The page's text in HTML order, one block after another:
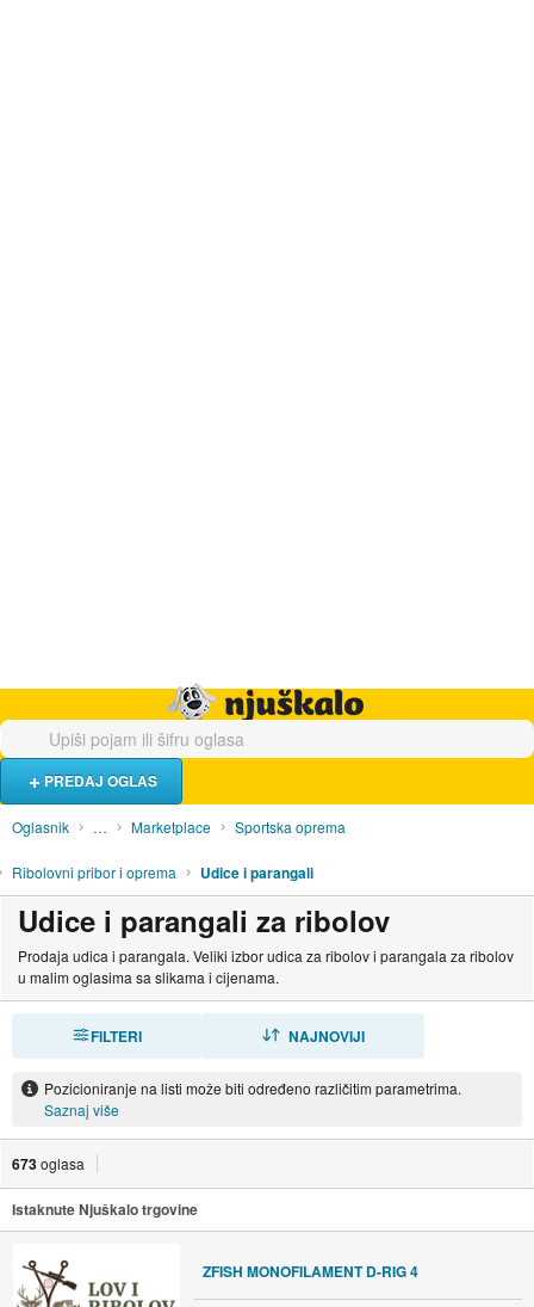
PREDAJ OGLAS
Oglasnik … Marketplace Sportska oprema
Ribolovni pribor i oprema Udice i parangali
Udice i parangali za ribolov
Prodaja udica i parangala. Veliki izbor udica za ribolov i parangala za ribolov
u malim oglasima sa slikama i cijenama.
FILTERI NAJNOVIJI
Pozicioniranje na listi može biti određeno različitim parametrima.
Saznaj više
673oglasa
Istaknute Njuškalo trgovine
ZFISH MONOFILAMENT D-RIG 4